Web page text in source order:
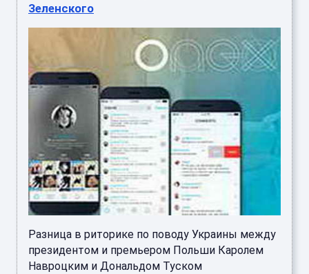
Зеленского
Разница в риторике по поводу Украины между
президентом и премьером Польши Каролем
Навроцким и Дональдом Туском